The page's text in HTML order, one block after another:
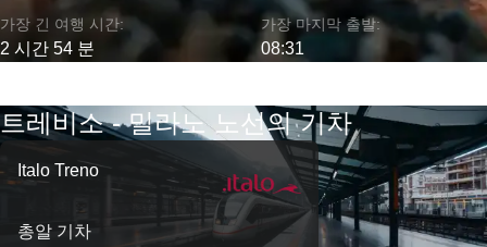
가장 긴 여행 시간:
2 시간 54 분
가장 마지막 출발:
08:31
트레비소 - 밀라노 노선의 기차
Italo Treno
총알 기차